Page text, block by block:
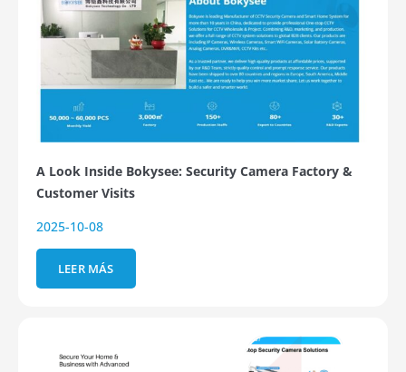
A Look Inside Bokysee: Security Camera Factory &
Customer Visits
2025-10-08
LEER MÁS